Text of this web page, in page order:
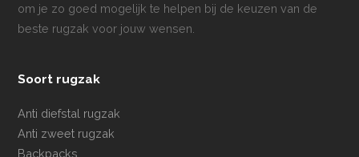
om je zo goed mogelijk te helpen bij de keuzen van de
beste rugzak voor jouw wensen.
Soort rugzak
Anti diefstal rugzak
Anti zweet rugzak
Backpacks